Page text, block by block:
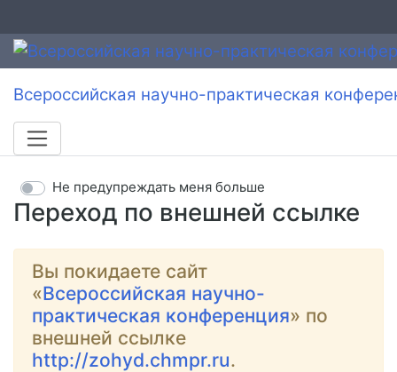
Всероссийская научно-практическая
Переход по внешней ссылке
Не предупреждать меня больше
Вы покидаете сайт
«Всероссийская научно-
практическая конференция» по
внешней ссылке
http://zohyd.chmpr.ru.